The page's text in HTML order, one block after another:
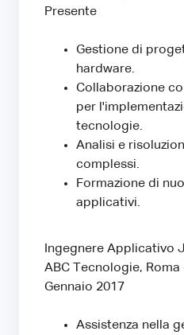
Presente
Gestione di
hardware.
Collaborazione
per
tecnologie.
Analisi e
complessi.
Formazione di
applicativi.
Ingegnere Applicativo
ABC Tecnologie, Roma
Gennaio 2017
Assistenza nella